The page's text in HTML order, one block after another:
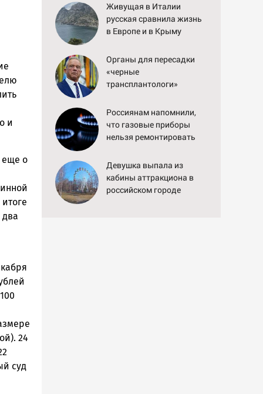
и
еще о
24
суд
Живущая в Италии
русская сравнила жизнь
в Европе и в Крыму
Органы для пересадки
«черные
трансплантологи»
пациентов
Россиянам напомнили,
что газовые приборы
нельзя ремонтировать
Девушка выпала из
кабины аттракциона в
российском городе